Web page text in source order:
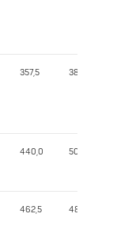
357,5 389,27
440,0 501,56
462,5 480,42